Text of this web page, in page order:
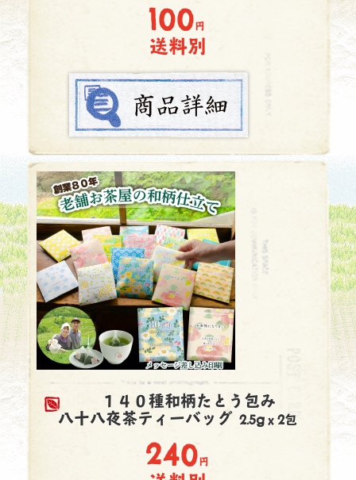
100円
送料別
１４０種和柄たとう包み
八十八夜茶ティーバッグ 2.5gｘ2包
240円